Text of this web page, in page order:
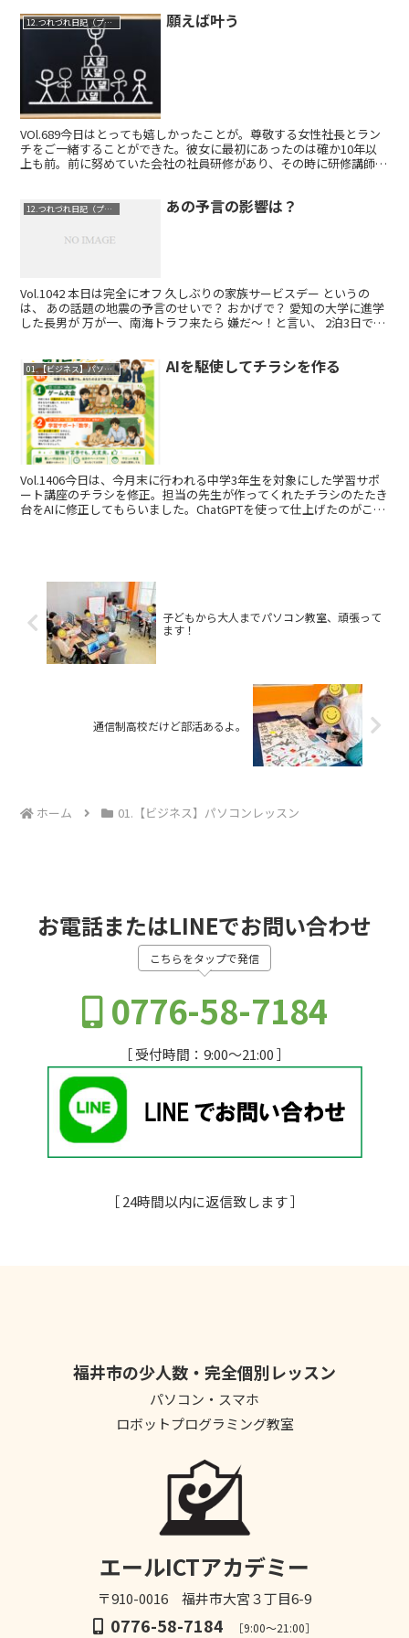
12.つれづれ日記（プライベート） 願えば叶う
VOl.689今日はとっても嬉しかったことが。尊敬する女性社長とラン
チをご一緒することができた。彼女に最初にあったのは確か10年以
上も前。前に努めていた会社の社員研修があり、その時に研修講師で
12.つれづれ日記（プライベート） あの予言の影響は？
Vol.1042 本日は完全にオフ 久しぶりの家族サービスデー というの
は、 あの話題の地震の予言のせいで？ おかげで？ 愛知の大学に進学
した長男が 万が一、南海トラフ来たら 嫌だ〜！と言い、 2泊3日で帰
01.【ビジネス】パソコンレッスン AIを駆使してチラシを作る
Vol.1406今日は、今月末に行われる中学3年生を対象にした学習サポ
ート講座のチラシを修正。担当の先生が作ってくれたチラシのたたき
台をAIに修正してもらいました。ChatGPTを使って仕上げたのがこち
子どもから大人までパソコン教室、頑張って
ます！
通信制高校だけど部活あるよ。
ホーム 01.【ビジネス】パソコンレッスン
お電話またはLINEでお問い合わせ
こちらをタップで発信
0776-58-7184
［ 受付時間：9:00～21:00 ］
［ 24時間以内に返信致します ］
福井市の少人数・完全個別レッスン
パソコン・スマホ
ロボットプログラミング教室
エールICTアカデミー
〒910-0016 福井市大宮３丁目6-9
0776-58-7184 ［9:00～21:00］